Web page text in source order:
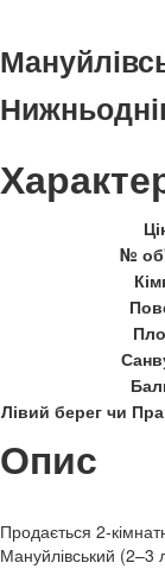
№
Лівий берег чи
Опис
Продається 2-
Мануйлівський (2–3